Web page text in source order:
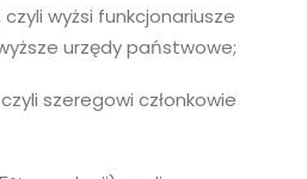
wyżsi funkcjonariusze
urzędy państwowe;
szeregowi członkowie